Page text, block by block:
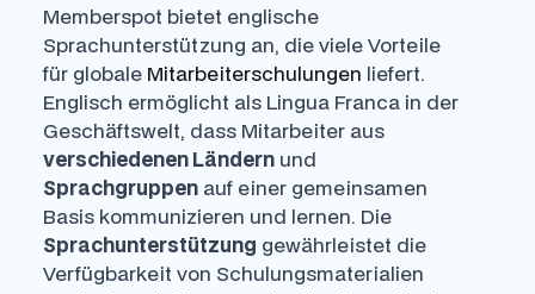
Memberspot bietet englische
Sprachunterstützung an, die viele Vorteile
für globale Mitarbeiterschulungen liefert.
Englisch ermöglicht als Lingua Franca in der
Geschäftswelt, dass Mitarbeiter aus
verschiedenen Ländern und
Sprachgruppen auf einer gemeinsamen
Basis kommunizieren und lernen. Die
Sprachunterstützung gewährleistet die
Verfügbarkeit von Schulungsmaterialien